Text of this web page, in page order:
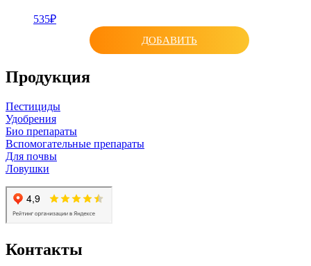
535₽
ДОБАВИТЬ
Продукция
Пестициды
Удобрения
Био препараты
Вспомогательные препараты
Для почвы
Ловушки
Контакты